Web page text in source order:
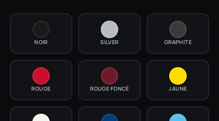
NOIR SILVER GRAPHITE
ROUGE ROUGE FONCÉ JAUNE